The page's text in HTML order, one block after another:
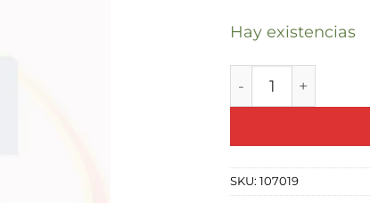
Hay existencias
TAPA VALVULA
SKU: 107019